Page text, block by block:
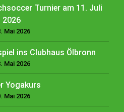
Turnier am 11. Juli
2026
Mai 2026
ins Clubhaus Ölbronn
Mai 2026
Yogakurs
Mai 2026